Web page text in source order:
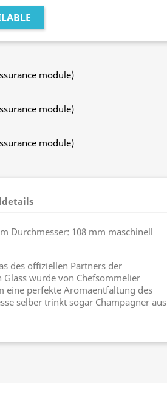
module)
module)
module)
Durchmesser: 108 mm maschinell
des offiziellen Partners der
wurde von Chefsommelier
eine perfekte Aromaentfaltung des
selber trinkt sogar Champagner aus